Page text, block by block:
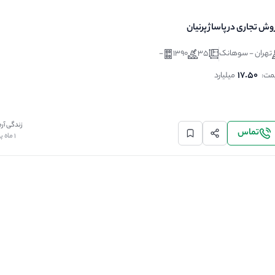
تجاری در پاساژ پرنیان
تهران - سوهانک 35
1390
-
17.50 میلیارد
تماس
زندگی
1 ماه پیش